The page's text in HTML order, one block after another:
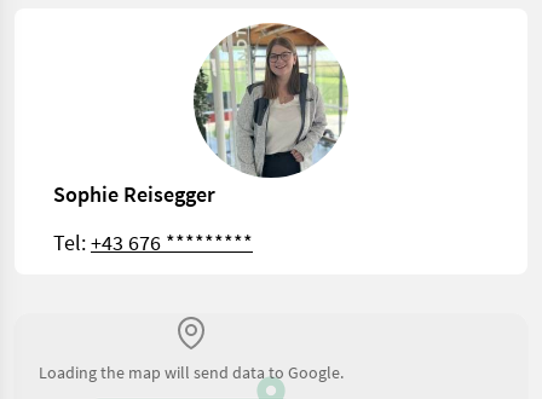
Sophie Reisegger
Tel:+43 676 *********
Loading the map will send data to Google.